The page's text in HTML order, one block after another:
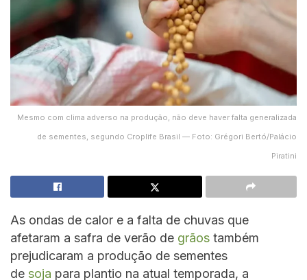
Mesmo com clima adverso na produção, não deve haver falta generalizada
de sementes, segundo Croplife Brasil — Foto: Grégori Bertó/Palácio
Piratini
As ondas de calor e a falta de chuvas que
afetaram a safra de verão de grãos também
prejudicaram a produção de sementes
de soja para plantio na atual temporada, a